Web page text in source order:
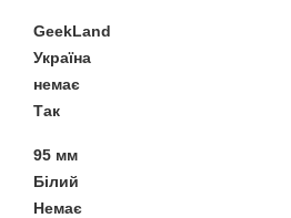
GeekLand
Україна
немає
Так
95 мм
Білий
Немає